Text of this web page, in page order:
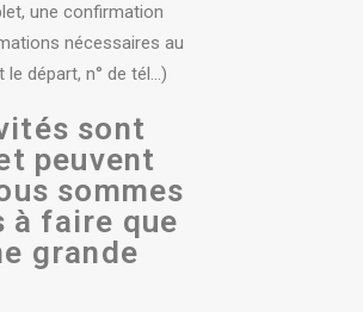
une confirmation
nécessaires au
départ, n° de tél…)
sont
peuvent
sommes
à faire que
grande